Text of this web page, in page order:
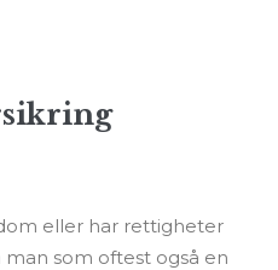
eller har rettigheter
som oftest også en